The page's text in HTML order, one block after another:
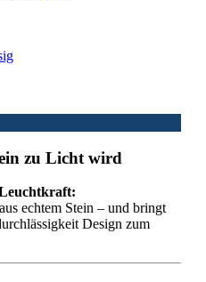
zu Licht wird
echtem Stein – und bringt
Design zum